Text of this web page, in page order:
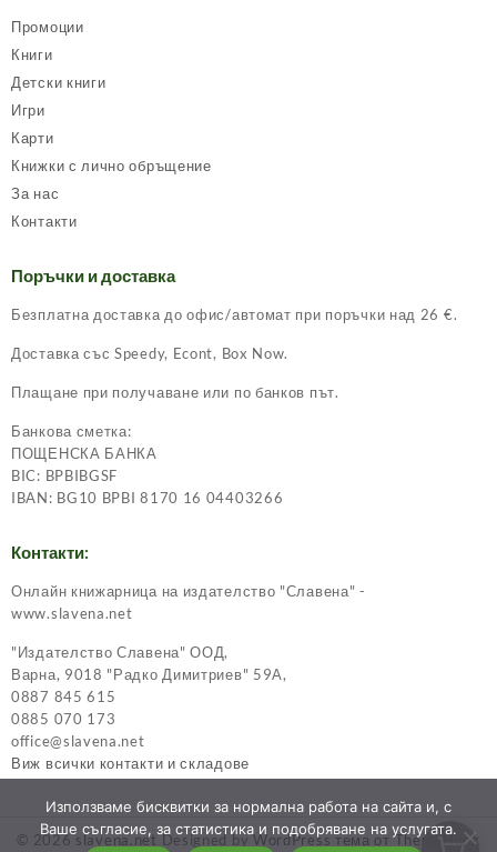
Промоции
Книги
Детски книги
Игри
Карти
Книжки с лично обръщение
За нас
Контакти
Поръчки и доставка
Безплатна доставка до офис/автомат при поръчки над 26 €.
Доставка със Speedy, Econt, Box Now.
Плащане при получаване или по банков път.
Банкова сметка:
ПОЩЕНСКА БАНКА
BIC: BPBIBGSF
IBAN: BG10 BPBI 8170 16 04403266
Контакти:
Онлайн книжарница на издателство "Славена" -
www.slavena.net
"Издателство Славена" ООД,
Варна, 9018 "Радко Димитриев" 59А,
0887 845 615
0885 070 173
office@slavena.net
Виж всички контакти и складове
© 2026slavena.net Designed by WordPress тема от ThemeHunk
Използваме бисквитки за нормална работа на сайта и, с
Ваше съгласие, за статистика и подобряване на услугата.